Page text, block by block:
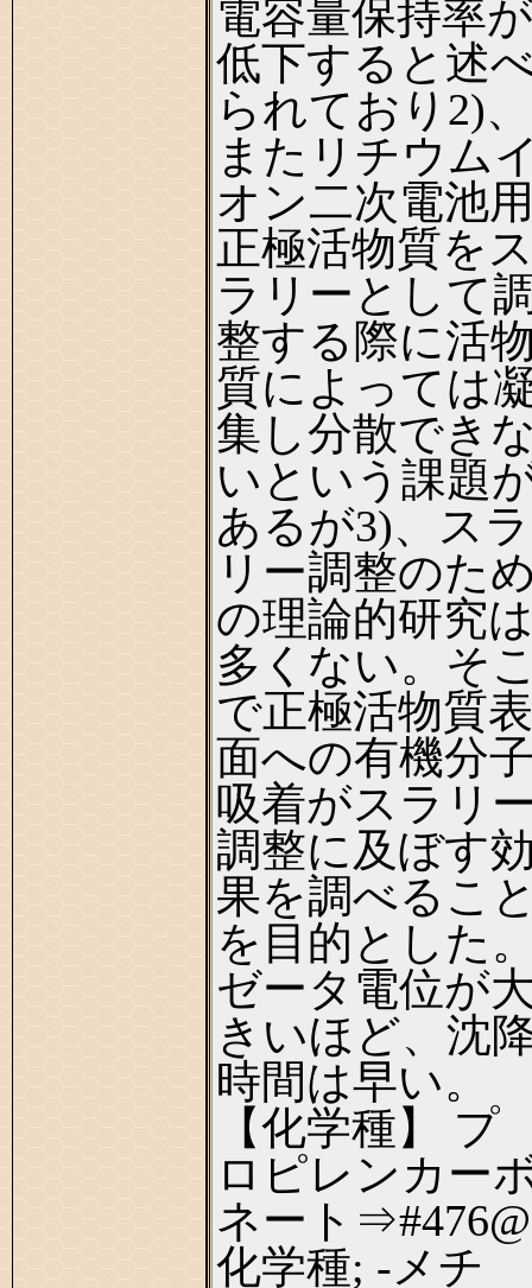
電容量保持率が
低下すると述
られており2)、
またリチウム
オン二次電池
正極活物質を
ラリーとして
整する際に活
質によっては
集し分散でき
いという課題
あるが3)、スラ
リー調整のた
の理論的研究
多くない。そ
で正極活物質表
面への有機分
吸着がスラリ
調整に及ぼす
果を調べるこ
を目的とした
ゼータ電位が
きいほど、沈
時間は早い。
【化学種】 プ
ロピレンカー
ネート⇒#476@
化学種; -メチ